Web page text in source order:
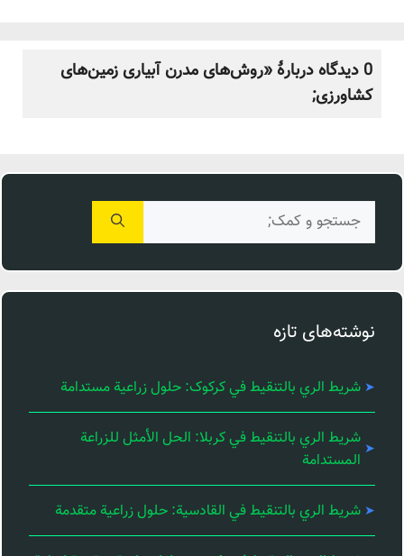
0 دیدگاه دربارهٔ «روش‌های مدرن آبیاری زمین‌های
کشاورزی;
برای:
نوشته‌های تازه
شريط الري بالتنقيط في کرکوک: حلول زراعية مستدامة
شريط الري بالتنقيط في كربلا: الحل الأمثل للزراعة
المستدامة
شريط الري بالتنقيط في القادسية: حلول زراعية متقدمة